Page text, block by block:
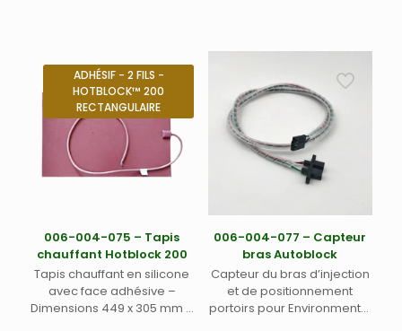
ADHÉSIF - 2 FILS -
HOTBLOCK™ 200
RECTANGULAIRE
006-004-075 – Tapis
chauffant Hotblock 200
Tapis chauffant en silicone
avec face adhésive –
Dimensions 449 x 305 mm –
006-004-077 – Capteur
bras Autoblock
Capteur du bras d’injection
et de positionnement
portoirs pour Environmental